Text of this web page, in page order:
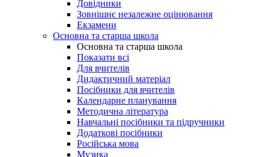
Довідники
Зовнішнє незалежне оцінювання
Екзамени
Основна та старша школа
Основна та старша школа
Показати всі
Для вчителів
Дидактичний матеріал
Посібники для вчителів
Календарне планування
Методична література
Навчальні посібники та підручники
Додаткові посібники
Російська мова
Музика